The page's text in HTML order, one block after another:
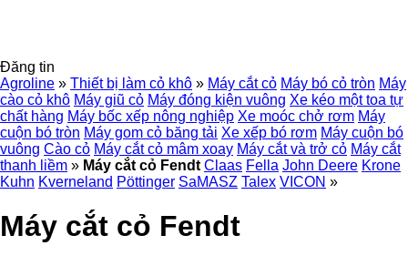
Đăng tin
Agroline » Thiết bị làm cỏ khô » Máy cắt cỏ Máy bó cỏ tròn Máy
cào cỏ khô Máy giũ cỏ Máy đóng kiện vuông Xe kéo một toa tự
chất hàng Máy bốc xếp nông nghiệp Xe moóc chở rơm Máy
cuộn bó tròn Máy gom cỏ băng tải Xe xếp bó rơm Máy cuộn bó
vuông Cào cỏ Máy cắt cỏ mâm xoay Máy cắt và trở cỏ Máy cắt
thanh liềm » Máy cắt cỏ Fendt Claas Fella John Deere Krone
Kuhn Kverneland Pöttinger SaMASZ Talex VICON »
Máy cắt cỏ Fendt